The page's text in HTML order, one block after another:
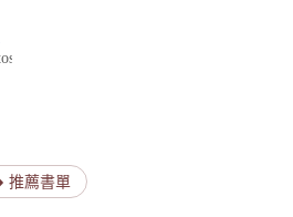
flowingaqua/29187943…
推薦書單